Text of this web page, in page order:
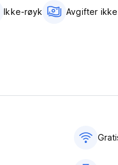
er tillatt.
Francisco (16,25 %) er
timer i forveien innen kl.
Ikke-røyk Avgifter